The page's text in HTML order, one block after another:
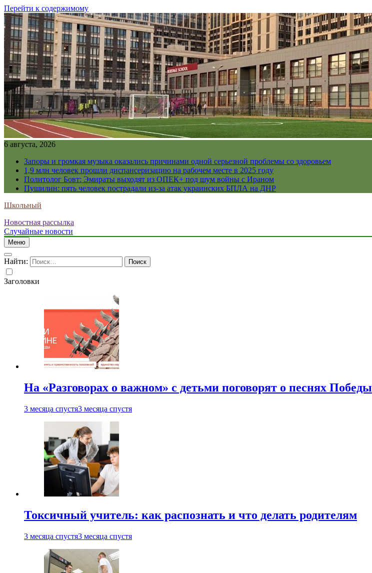
Перейти к содержимому
6 августа, 2026
Запоры и громкая музыка оказались причинами одной серьезной проблемы со здоровьем
1,9 млн человек прошли диспансеризацию на рабочем месте в 2025 году
Политолог Бовт: Эмираты выходят из ОПЕК+ под шум войны с Ираном
Пушилин: пять человек пострадали из-за атак украинских БПЛА на ДНР
Школьный
Новостная рассылка
Случайные новости
Меню
Найти:
Заголовки
На «Разговорах о важном» с детьми поговорят о песнях Победы
3 месяца спустя3 месяца спустя
Токсичный учитель: как распознать и что делать родителям
3 месяца спустя3 месяца спустя